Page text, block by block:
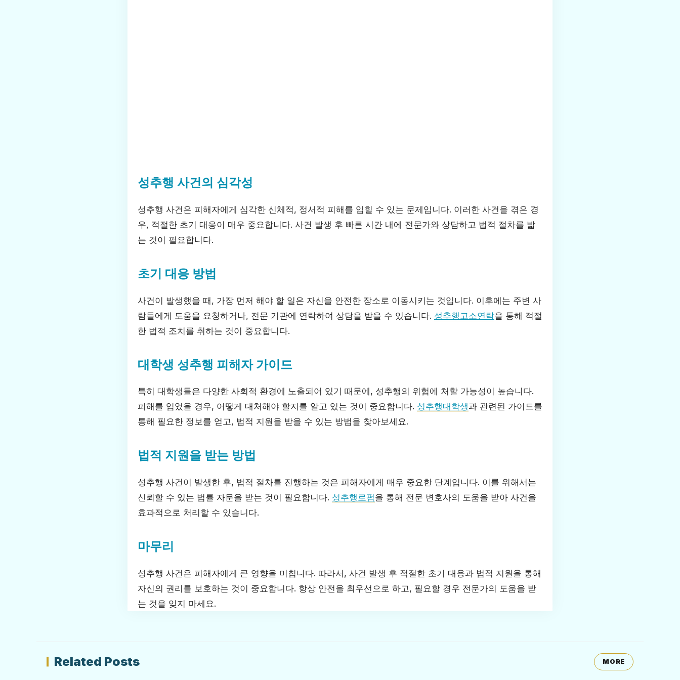
성추행 사건의 심각성
성추행 사건은 피해자에게 심각한 신체적, 정서적 피해를 입힐 수 있는 문제입니다. 이러한 사건을 겪은 경
우, 적절한 초기 대응이 매우 중요합니다. 사건 발생 후 빠른 시간 내에 전문가와 상담하고 법적 절차를 밟
는 것이 필요합니다.
초기 대응 방법
사건이 발생했을 때, 가장 먼저 해야 할 일은 자신을 안전한 장소로 이동시키는 것입니다. 이후에는 주변 사
람들에게 도움을 요청하거나, 전문 기관에 연락하여 상담을 받을 수 있습니다. 성추행고소연락을 통해 적절
한 법적 조치를 취하는 것이 중요합니다.
대학생 성추행 피해자 가이드
특히 대학생들은 다양한 사회적 환경에 노출되어 있기 때문에, 성추행의 위험에 처할 가능성이 높습니다.
피해를 입었을 경우, 어떻게 대처해야 할지를 알고 있는 것이 중요합니다. 성추행대학생과 관련된 가이드를
통해 필요한 정보를 얻고, 법적 지원을 받을 수 있는 방법을 찾아보세요.
법적 지원을 받는 방법
성추행 사건이 발생한 후, 법적 절차를 진행하는 것은 피해자에게 매우 중요한 단계입니다. 이를 위해서는
신뢰할 수 있는 법률 자문을 받는 것이 필요합니다. 성추행로펌을 통해 전문 변호사의 도움을 받아 사건을
효과적으로 처리할 수 있습니다.
마무리
성추행 사건은 피해자에게 큰 영향을 미칩니다. 따라서, 사건 발생 후 적절한 초기 대응과 법적 지원을 통해
자신의 권리를 보호하는 것이 중요합니다. 항상 안전을 최우선으로 하고, 필요할 경우 전문가의 도움을 받
는 것을 잊지 마세요.
Related Posts MORE